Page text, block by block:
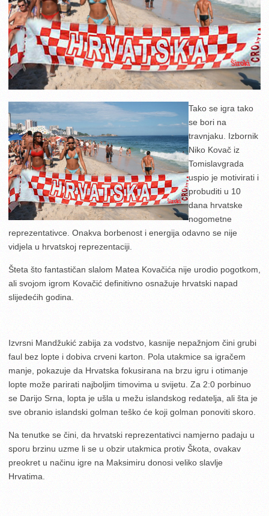
Tako se igra tako
se bori na
travnjaku. Izbornik
Niko Kovač iz
Tomislavgrada
uspio je motivirati i
probuditi u 10
dana hrvatske
nogometne
reprezentativce. Onakva borbenost i energija odavno se nije
vidjela u hrvatskoj reprezentaciji.
Šteta što fantastičan slalom Matea Kovačića nije urodio pogotkom,
ali svojom igrom Kovačić definitivno osnažuje hrvatski napad
slijedećih godina.
Izvrsni Mandžukić zabija za vodstvo, kasnije nepažnjom čini grubi
faul bez lopte i dobiva crveni karton. Pola utakmice sa igračem
manje, pokazuje da Hrvatska fokusirana na brzu igru i otimanje
lopte može parirati najboljim timovima u svijetu. Za 2:0 porbinuo
se Darijo Srna, lopta je ušla u mežu islandskog redatelja, ali šta je
sve obranio islandski golman teško će koji golman ponoviti skoro.
Na tenutke se čini, da hrvatski reprezentativci namjerno padaju u
sporu brzinu uzme li se u obzir utakmica protiv Škota, ovakav
preokret u načinu igre na Maksimiru donosi veliko slavlje
Hrvatima.